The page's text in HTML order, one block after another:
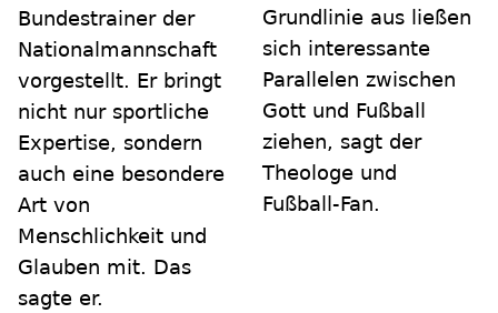
Bundestrainer der
Nationalmannschaft
vorgestellt. Er bringt
nicht nur sportliche
Expertise, sondern
auch eine besondere
Art von
Menschlichkeit und
Glauben mit. Das
sagte er.
Grundlinie aus ließen
sich interessante
Parallelen zwischen
Gott und Fußball
ziehen, sagt der
Theologe und
Fußball-Fan.